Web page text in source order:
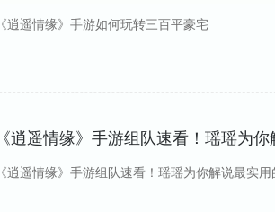
《逍遥情缘》手游如何玩转三百平豪宅
《逍遥情缘》手游组队速看！瑶瑶为
《逍遥情缘》手游组队速看！瑶瑶为你解说最实